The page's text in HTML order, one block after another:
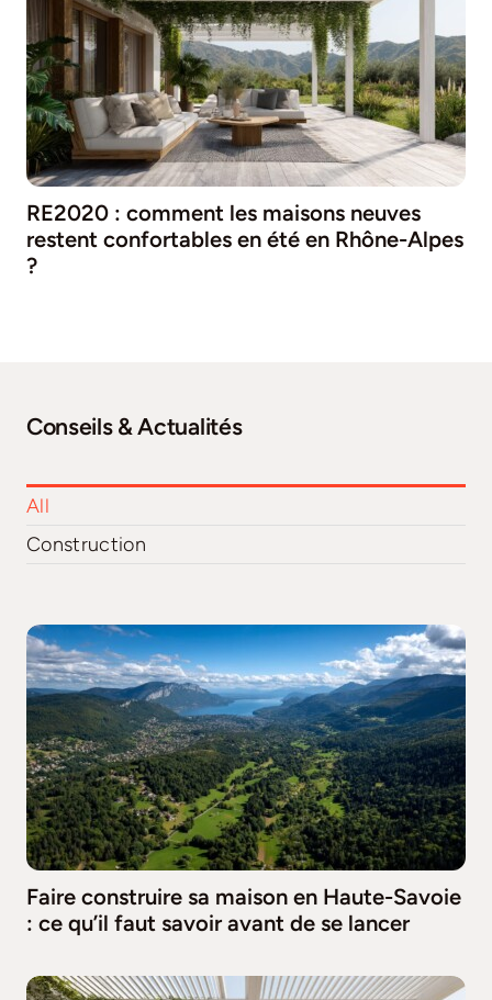
RE2020 : comment les maisons neuves
restent confortables en été en Rhône-Alpes
?
Conseils & Actualités
All
Construction
Faire construire sa maison en Haute-Savoie
: ce qu’il faut savoir avant de se lancer